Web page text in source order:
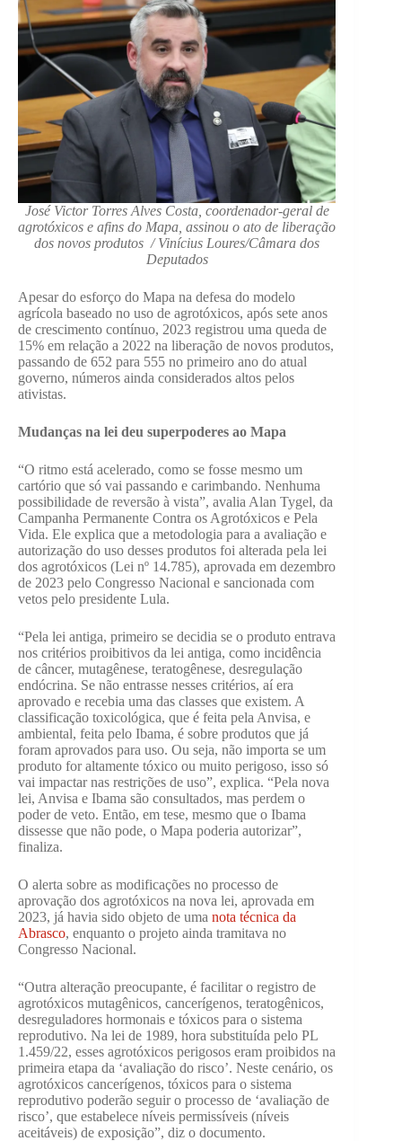
José Victor Torres Alves Costa, coordenador-geral de
agrotóxicos e afins do Mapa, assinou o ato de liberação
dos novos produtos / Vinícius Loures/Câmara dos
Deputados
Apesar do esforço do Mapa na defesa do modelo
agrícola baseado no uso de agrotóxicos, após sete anos
de crescimento contínuo, 2023 registrou uma queda de
15% em relação a 2022 na liberação de novos produtos,
passando de 652 para 555 no primeiro ano do atual
governo, números ainda considerados altos pelos
ativistas.
Mudanças na lei deu superpoderes ao Mapa
“O ritmo está acelerado, como se fosse mesmo um
cartório que só vai passando e carimbando. Nenhuma
possibilidade de reversão à vista”, avalia Alan Tygel, da
Campanha Permanente Contra os Agrotóxicos e Pela
Vida. Ele explica que a metodologia para a avaliação e
autorização do uso desses produtos foi alterada pela lei
dos agrotóxicos (Lei nº 14.785), aprovada em dezembro
de 2023 pelo Congresso Nacional e sancionada com
vetos pelo presidente Lula.
“Pela lei antiga, primeiro se decidia se o produto entrava
nos critérios proibitivos da lei antiga, como incidência
de câncer, mutagênese, teratogênese, desregulação
endócrina. Se não entrasse nesses critérios, aí era
aprovado e recebia uma das classes que existem. A
classificação toxicológica, que é feita pela Anvisa, e
ambiental, feita pelo Ibama, é sobre produtos que já
foram aprovados para uso. Ou seja, não importa se um
produto for altamente tóxico ou muito perigoso, isso só
vai impactar nas restrições de uso”, explica. “Pela nova
lei, Anvisa e Ibama são consultados, mas perdem o
poder de veto. Então, em tese, mesmo que o Ibama
dissesse que não pode, o Mapa poderia autorizar”,
finaliza.
O alerta sobre as modificações no processo de
aprovação dos agrotóxicos na nova lei, aprovada em
2023, já havia sido objeto de uma nota técnica da
Abrasco, enquanto o projeto ainda tramitava no
Congresso Nacional.
“Outra alteração preocupante, é facilitar o registro de
agrotóxicos mutagênicos, cancerígenos, teratogênicos,
desreguladores hormonais e tóxicos para o sistema
reprodutivo. Na lei de 1989, hora substituída pelo PL
1.459/22, esses agrotóxicos perigosos eram proibidos na
primeira etapa da ‘avaliação do risco’. Neste cenário, os
agrotóxicos cancerígenos, tóxicos para o sistema
reprodutivo poderão seguir o processo de ‘avaliação de
risco’, que estabelece níveis permissíveis (níveis
aceitáveis) de exposição”, diz o documento.